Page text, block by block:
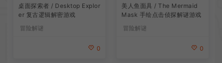
桌面探索者 / Desktop Explor
er 复古逻辑解密游戏
冒险解谜
0
美人鱼面具 / The Mermaid
Mask 手绘点击侦探解谜游戏
冒险解谜
0